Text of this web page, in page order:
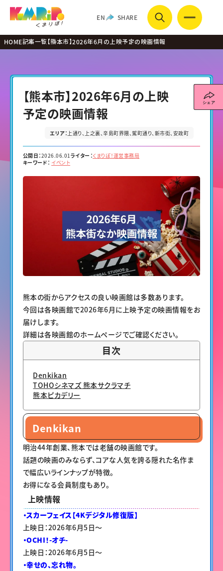
EN SHARE
HOME記事一覧【熊本市】2026年6月の上映予定の映画情報
【熊本市】2026年6月の上映
予定の映画情報
エリア： 上通り 上之裏 辛島町界隈 駕町通り 新市街 安政町
公開日：2026.06.01ライター：くまりぽ！運営事務局
キーワード： イベント
熊本の街からアクセスの良い映画館は多数あります。
今回は各映画館で2026年6月に上映予定の映画情報をお
届けします。
詳細は各映画館のホームページでご確認ください。
目次
Denkikan
TOHOシネマズ 熊本サクラマチ
熊本ピカデリー
Denkikan
明治44年創業、熊本では老舗の映画館です。
話題の映画のみならず、コアな人気を誇る隠れた名作ま
で幅広いラインナップが特徴。
お得になる会員制度もあり。
上映情報
・スカーフェイス【4Kデジタル修復版】
上映日：2026年6月5日〜
・OCHI！-オチ-
上映日：2026年6月5日〜
・幸せの、忘れ物。